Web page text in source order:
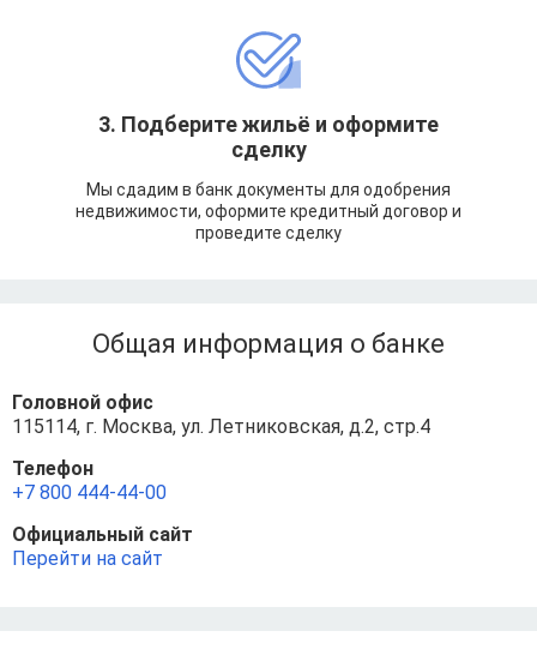
3. Подберите жильё и оформите
сделку
Мы сдадим в банк документы для одобрения
недвижимости, оформите кредитный договор и
проведите сделку
Общая информация о банке
Головной офис
115114, г. Москва, ул. Летниковская, д.2, стр.4
Телефон
+7 800 444-44-00
Официальный сайт
Перейти на сайт